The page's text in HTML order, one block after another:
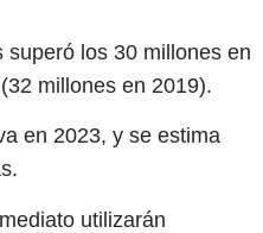
los 30 millones en
millones en 2019).
en 2023, y se estima
utilizarán